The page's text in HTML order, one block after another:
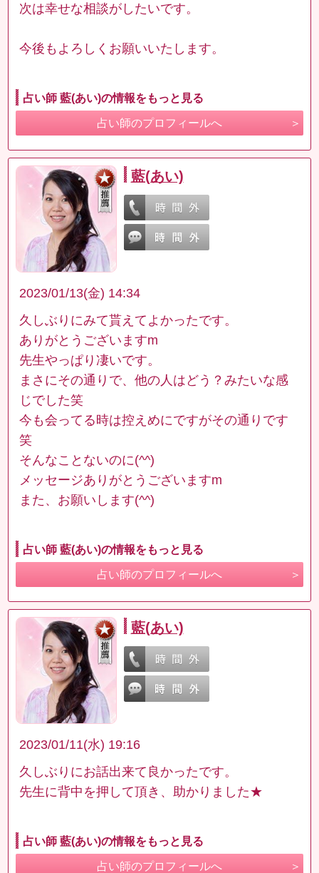
次は幸せな相談がしたいです。
今後もよろしくお願いいたします。
占い師 藍(あい)の情報をもっと見る
占い師のプロフィールへ
藍(あい)
2023/01/13(金) 14:34
久しぶりにみて貰えてよかったです。
ありがとうございますm
先生やっぱり凄いです。
まさにその通りで、他の人はどう？みたいな感
じでした笑
今も会ってる時は控えめにですがその通りです
笑
そんなことないのに(^^)
メッセージありがとうございますm
また、お願いします(^^)
占い師 藍(あい)の情報をもっと見る
占い師のプロフィールへ
藍(あい)
2023/01/11(水) 19:16
久しぶりにお話出来て良かったです。
先生に背中を押して頂き、助かりました★
占い師 藍(あい)の情報をもっと見る
占い師のプロフィールへ